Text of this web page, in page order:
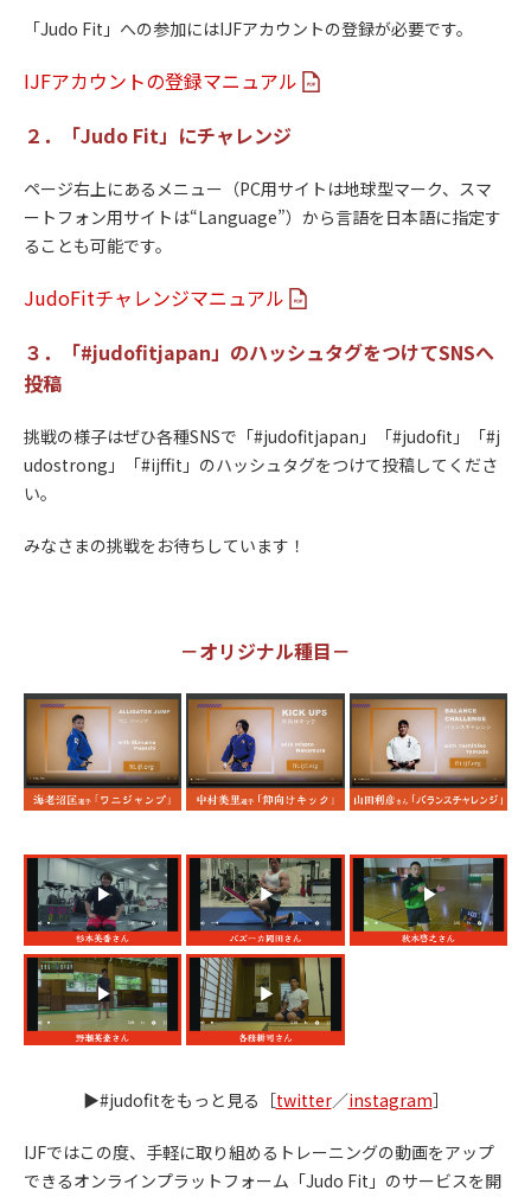
「Judo Fit」への参加にはIJFアカウントの登録が必要です。
IJFアカウントの登録マニュアル
２．「Judo Fit」にチャレンジ
ページ右上にあるメニュー（PC用サイトは地球型マーク、スマ
ートフォン用サイトは“Language”）から言語を日本語に指定す
ることも可能です。
JudoFitチャレンジマニュアル
３．「#judofitjapan」のハッシュタグをつけてSNSへ
投稿
挑戦の様子はぜひ各種SNSで「#judofitjapan」「#judofit」「#j
udostrong」「#ijffit」のハッシュタグをつけて投稿してくださ
い。
みなさまの挑戦をお待ちしています！
－オリジナル種目－
▶#judofitをもっと見る［twitter／instagram］
IJFではこの度、手軽に取り組めるトレーニングの動画をアップ
できるオンラインプラットフォーム「Judo Fit」のサービスを開